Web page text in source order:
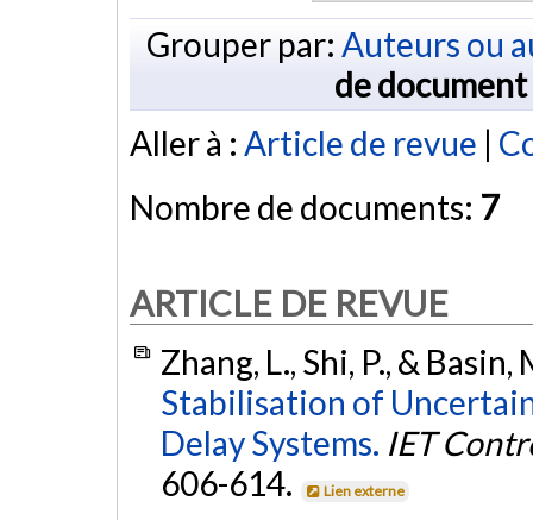
Grouper par: Auteurs ou
de document
Aller à : Article de revue |
Nombre de documents: 7
ARTICLE DE REVUE
Zhang, L., Shi, P., &
Stabilisation of
Delay Systems. IET
606-614.
Lien externe